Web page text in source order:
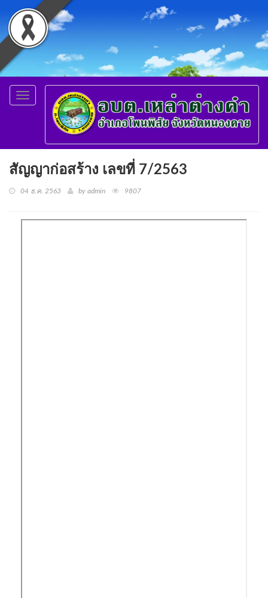
Toggle
navigation
สัญญาก่อสร้าง เลขที่ 7/2563
04 ธ.ค. 2563 by admin 9807